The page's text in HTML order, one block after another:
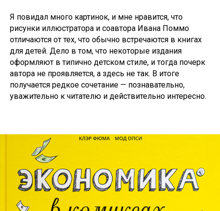
Я повидал много картинок, и мне нравится, что
рисунки иллюстратора и соавтора Ивана Поммо
отличаются от тех, что обычно встречаются в книгах
для детей. Дело в том, что некоторые издания
оформляют в типично детском стиле, и тогда почерк
автора не проявляется, а здесь не так. В итоге
получается редкое сочетание — познавательно,
уважительно к читателю и действительно интересно.